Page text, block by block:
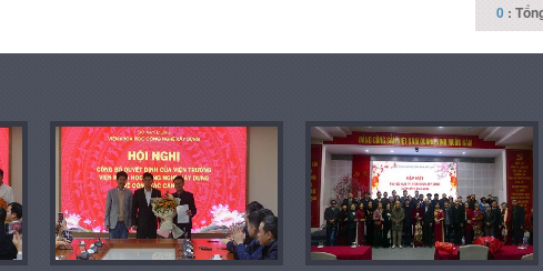
0 :